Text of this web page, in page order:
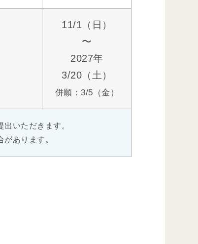
11/1（日）
〜
2027年
3/20（土）
併願：3/5（金）
いただきます。
あります。